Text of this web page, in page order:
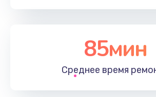
85мин
Среднее время